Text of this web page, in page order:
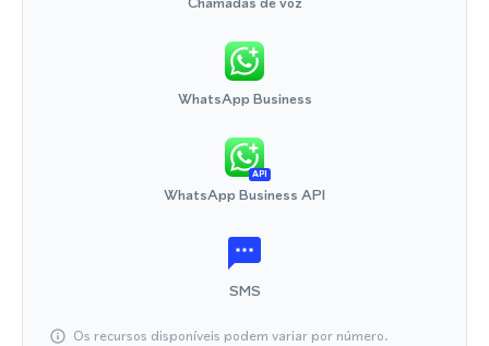
WhatsApp Business
API
WhatsApp Business API
SMS
Os recursos disponíveis podem variar por número.